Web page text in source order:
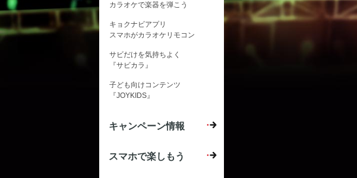
カラオケで楽器を弾こう
キョクナビアプリ
スマホがカラオケリモコン
サビだけを気持ちよく
『サビカラ』
子ども向けコンテンツ
『JOYKIDS』
キャンペーン情報
スマホで楽しもう